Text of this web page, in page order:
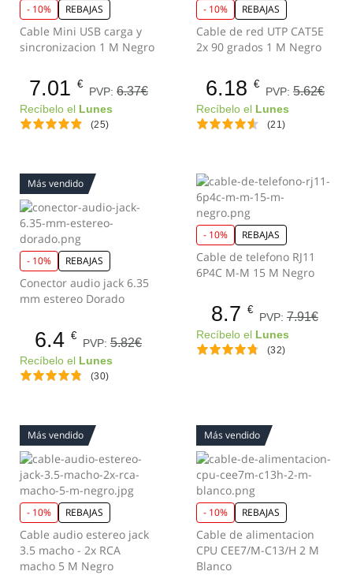
- 10% REBAJAS
Cable Mini USB carga y
sincronizacion 1 M Negro
7.01 €
PVP: 6.37€
Recíbelo el Lunes
(25)
- 10% REBAJAS
Cable de red UTP CAT5E
2x 90 grados 1 M Negro
6.18 €
PVP: 5.62€
Recíbelo el Lunes
(21)
Más vendido
- 10% REBAJAS
Conector audio jack 6.35
mm estereo Dorado
6.4 €
PVP: 5.82€
Recíbelo el Lunes
(30)
- 10% REBAJAS
Cable de telefono RJ11
6P4C M-M 15 M Negro
8.7 €
PVP: 7.91€
Recíbelo el Lunes
(32)
Más vendido
- 10% REBAJAS
Cable audio estereo jack
3.5 macho - 2x RCA
macho 5 M Negro
Más vendido
- 10% REBAJAS
Cable de alimentacion
CPU CEE7/M-C13/H 2 M
Blanco